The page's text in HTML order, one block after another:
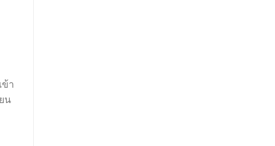
ข้า
น